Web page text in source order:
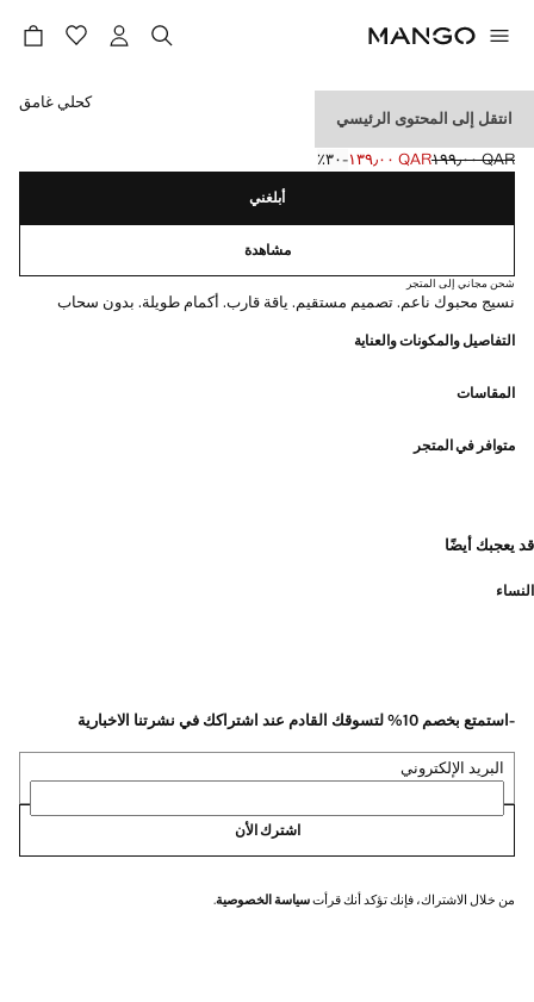
انتقل إلى المحتوى الرئيسي
كنزة محبوكة برقبة عالية
السعر الأول محذوف [QAR ١٩٩٫٠٠ ]
QAR ١٩٩٫٠٠
السعر الحالي [QAR ١٣٩٫٠٠ ]QAR ١٣٩٫٠٠ ؜-٣٠٪؜
حدد اللون
كحلي غامق
أبلغني
مشاهدة
شحن مجاني إلى المتجر
نسيج محبوك ناعم. تصميم مستقيم. ياقة قارب. أكمام طويلة. بدون سحاب
التفاصيل والمكونات والعناية
المقاسات
متوافر في المتجر
قد يعجبك أيضًا
النساء
-استمتع بخصم 10% لتسوقك القادم عند اشتراكك في نشرتنا الاخبارية
البريد الإلكتروني
اشترك الأن
من خلال الاشتراك، فإنك تؤكد أنك قرأتسياسة الخصوصية.